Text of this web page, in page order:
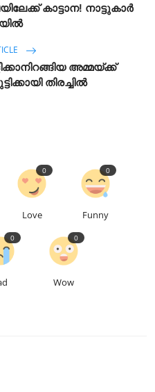
കാട്ടാന! നാട്ടുകാർ
അമ്മയ്ക്ക്
തിരച്ചിൽ
Love
0
Funny
0
0
Wow
0